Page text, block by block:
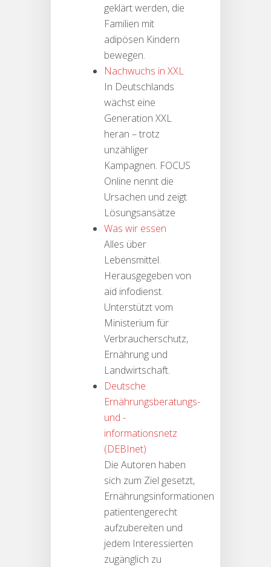
geklärt werden, die
Familien mit
adipösen Kindern
bewegen.
Nachwuchs in XXL
In Deutschlands
wächst eine
Generation XXL
heran – trotz
unzähliger
Kampagnen. FOCUS
Online nennt die
Ursachen und zeigt
Lösungsansätze
Was wir essen
Alles über
Lebensmittel.
Herausgegeben von
aid infodienst.
Unterstützt vom
Ministerium für
Verbraucherschutz,
Ernährung und
Landwirtschaft.
Deutsche
Ernährungsberatungs-
und -
informationsnetz
(DEBInet)
Die Autoren haben
sich zum Ziel gesetzt,
Ernährungsinformationen
patientengerecht
aufzubereiten und
jedem Interessierten
zugänglich zu